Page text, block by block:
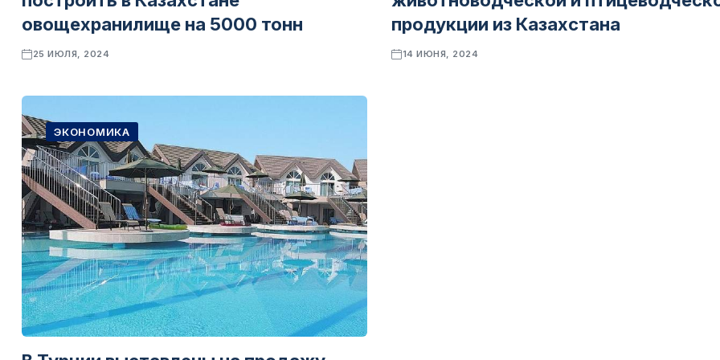
овощехранилище на 5000 тонн
25 ИЮЛЯ, 2024
продукции из Казахстана
14 ИЮНЯ, 2024
ЭКОНОМИКА